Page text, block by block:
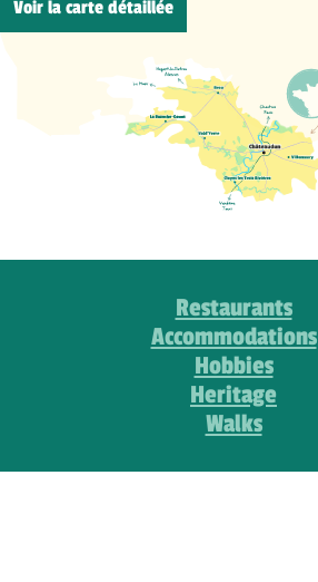
Voir la carte détaillée
Restaurants
Accommodations
Hobbies
Heritage
Walks